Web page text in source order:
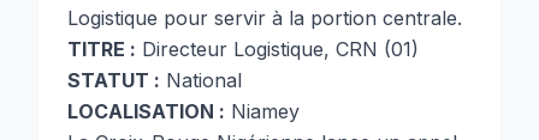
Logistique pour servir à la portion centrale.
TITRE : Directeur Logistique, CRN (01)
STATUT : National
LOCALISATION : Niamey